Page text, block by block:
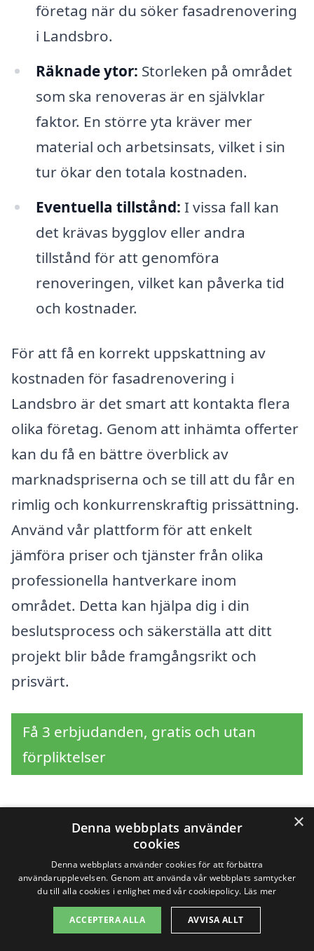
företag när du söker fasadrenovering
i Landsbro.
Räknade ytor: Storleken på området
som ska renoveras är en självklar
faktor. En större yta kräver mer
material och arbetsinsats, vilket i sin
tur ökar den totala kostnaden.
Eventuella tillstånd: I vissa fall kan
det krävas bygglov eller andra
tillstånd för att genomföra
renoveringen, vilket kan påverka tid
och kostnader.
För att få en korrekt uppskattning av
kostnaden för fasadrenovering i
Landsbro är det smart att kontakta flera
olika företag. Genom att inhämta offerter
kan du få en bättre överblick av
marknadspriserna och se till att du får en
rimlig och konkurrenskraftig prissättning.
Använd vår plattform för att enkelt
jämföra priser och tjänster från olika
professionella hantverkare inom
området. Detta kan hjälpa dig i din
beslutsprocess och säkerställa att ditt
projekt blir både framgångsrikt och
prisvärt.
Få 3 erbjudanden, gratis och utan
förpliktelser
Sök efter en
professionell för
fasadrenovering i andra
städer nära Landsbro
×
Denna webbplats använder
cookies
Denna webbplats använder cookies för att förbättra
användarupplevelsen. Genom att använda vår webbplats samtycker
du till alla cookies i enlighet med vår cookiepolicy. Läs mer
ACCEPTERA ALLA AVVISA ALLT